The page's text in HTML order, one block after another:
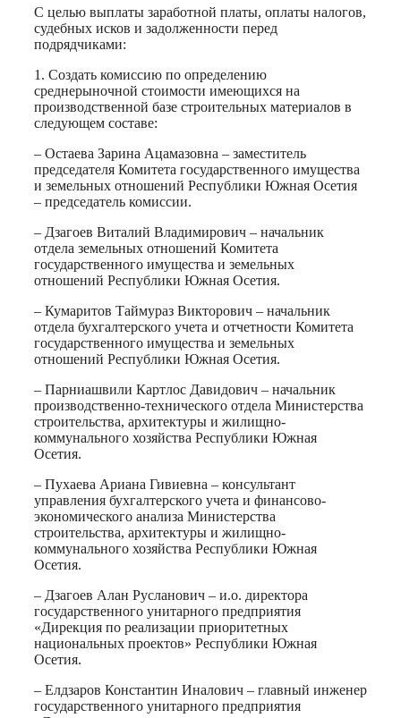
С целью выплаты заработной платы, оплаты налогов,
судебных исков и задолженности перед
подрядчиками:
1. Создать комиссию по определению
среднерыночной стоимости имеющихся на
производственной базе строительных материалов в
следующем составе:
– Остаева Зарина Ацамазовна – заместитель
председателя Комитета государственного имущества
и земельных отношений Республики Южная Осетия
– председатель комиссии.
– Дзагоев Виталий Владимирович – начальник
отдела земельных отношений Комитета
государственного имущества и земельных
отношений Республики Южная Осетия.
– Кумаритов Таймураз Викторович – начальник
отдела бухгалтерского учета и отчетности Комитета
государственного имущества и земельных
отношений Республики Южная Осетия.
– Парниашвили Картлос Давидович – начальник
производственно-технического отдела Министерства
строительства, архитектуры и жилищно-
коммунального хозяйства Республики Южная
Осетия.
– Пухаева Ариана Гивиевна – консультант
управления бухгалтерского учета и финансово-
экономического анализа Министерства
строительства, архитектуры и жилищно-
коммунального хозяйства Республики Южная
Осетия.
– Дзагоев Алан Русланович – и.о. директора
государственного унитарного предприятия
«Дирекция по реализации приоритетных
национальных проектов» Республики Южная
Осетия.
– Елдзаров Константин Иналович – главный инженер
государственного унитарного предприятия